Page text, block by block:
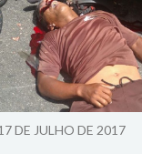
DE JULHO DE 2017